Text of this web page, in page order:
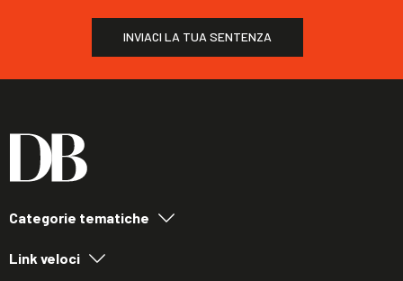
INVIACI LA TUA SENTENZA
Categorie tematiche
Link veloci